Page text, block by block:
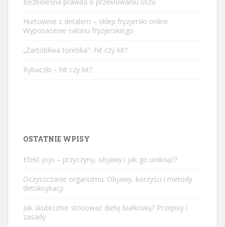
Hurtownie z detalem – sklep fryzjerski online.
Wyposażenie salonu fryzjerskiego
„Żartobliwa torebka”- hit czy kit?
Rybaczki – hit czy kit?
OSTATNIE WPISY
Efekt jojo – przyczyny, objawy i jak go uniknąć?
Oczyszczanie organizmu: Objawy, korzyści i metody
detoksykacji
Jak skutecznie stosować dietę białkową? Przepisy i
zasady